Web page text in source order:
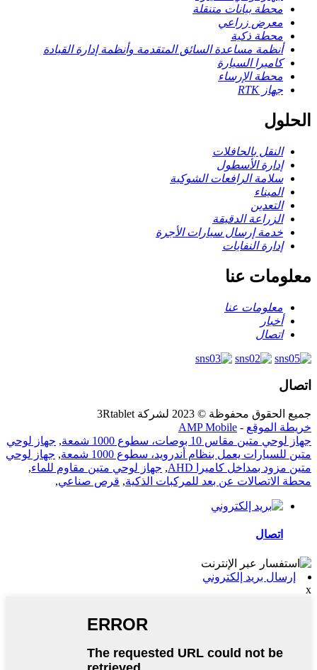
محطة بيانات متنقلة
معرض زراعي
محطة ذكية
أنظمة مساعدة السائق المتقدمة وأنظمة إدارة القيادة
كاميرا السيارة
محطة الإرساء
جهاز RTK
الحلول
النقل بالحافلات
إدارة الأسطول
سلامة الرافعات الشوكية
الميناء
التعدين
الزراعة الدقيقة
خدمة إرسال سيارات الأجرة
إدارة النفايات
معلومات عنا
معلومات عنا
أخبار
اتصال
اتصال
جميع الحقوق محفوظة © 2023 لشركة 3Rtablet
خريطة الموقع -
AMP Mobile
جهاز لوحي متين مقاس 10 بوصات، سطوع 1000 شمعة
, جهاز لوحي
متين للسيارات يعمل بنظام أندرويد، سطوع 1000 شمعة
, جهاز لوحي
متين مزود بمداخل كاميرا AHD
, جهاز لوحي متين مقاوم للماء,
محطة الاتصالات عن بعد للمركبات الذكية, قرص صناعي,
اتصال
إرسال بريد إلكتروني
x